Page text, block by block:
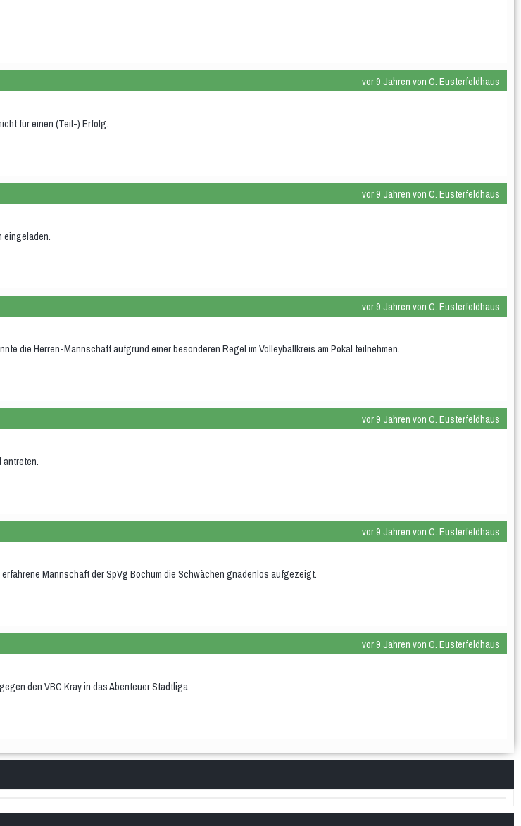
vor 9 Jahren von C. Eusterfeldhaus
für einen (Teil-) Erfolg.
vor 9 Jahren von C. Eusterfeldhaus
eingeladen.
vor 9 Jahren von C. Eusterfeldhaus
die Herren-Mannschaft aufgrund einer besonderen Regel im Volleyballkreis am Pokal teilnehmen.
vor 9 Jahren von C. Eusterfeldhaus
antreten.
vor 9 Jahren von C. Eusterfeldhaus
Mannschaft der SpVg Bochum die Schwächen gnadenlos aufgezeigt.
vor 9 Jahren von C. Eusterfeldhaus
den VBC Kray in das Abenteuer Stadtliga.